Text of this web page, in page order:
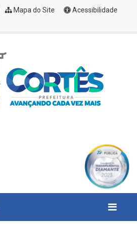
Mapa do Site
Acessibilidade